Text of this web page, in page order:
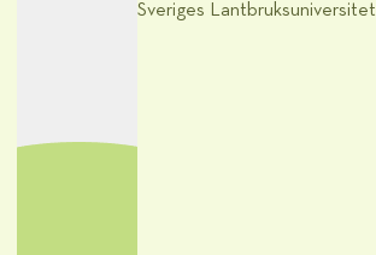
Sveriges Lantbruksuniversitet